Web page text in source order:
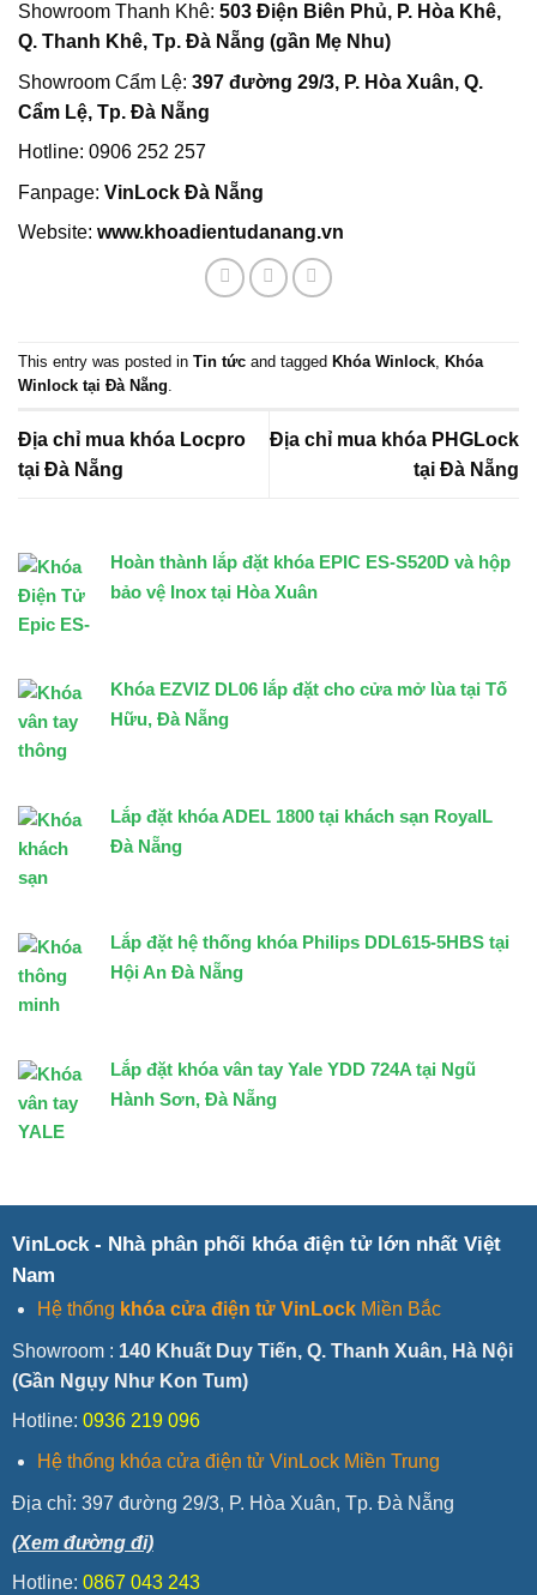
Hoàn thành lắp đặt khóa EPIC ES-S520D và hộp
bảo vệ Inox tại Hòa Xuân
Khóa EZVIZ DL06 lắp đặt cho cửa mở lùa tại Tố
Hữu, Đà Nẵng
Lắp đặt khóa ADEL 1800 tại khách sạn RoyalL
Đà Nẵng
Lắp đặt hệ thống khóa Philips DDL615-5HBS tại
Hội An Đà Nẵng
Lắp đặt khóa vân tay Yale YDD 724A tại Ngũ
Hành Sơn, Đà Nẵng
Showroom Thanh Khê: 503 Điện Biên Phủ, P. Hòa Khê,
Q. Thanh Khê, Tp. Đà Nẵng (gần Mẹ Nhu)
Showroom Cẩm Lệ: 397 đường 29/3, P. Hòa Xuân, Q.
Cẩm Lệ, Tp. Đà Nẵng
Hotline: 0906 252 257
Fanpage: VinLock Đà Nẵng
Website: www.khoadientudanang.vn
This entry was posted in Tin tức and tagged Khóa Winlock, Khóa
Winlock tại Đà Nẵng.
Địa chỉ mua khóa Locpro
tại Đà Nẵng
Địa chỉ mua khóa PHGLock
tại Đà Nẵng
VinLock - Nhà phân phối khóa điện tử lớn nhất Việt
Nam
Hệ thống khóa cửa điện tử VinLockMiền Bắc
Showroom : 140 Khuất Duy Tiến, Q. Thanh Xuân, Hà Nội
(Gần Ngụy Như Kon Tum)
Hotline: 0936 219 096
Hệ thống khóa cửa điện tử VinLock Miền Trung
Địa chỉ: 397 đường 29/3, P. Hòa Xuân, Tp. Đà Nẵng
(Xem đường đi)
Hotline: 0867 043 243